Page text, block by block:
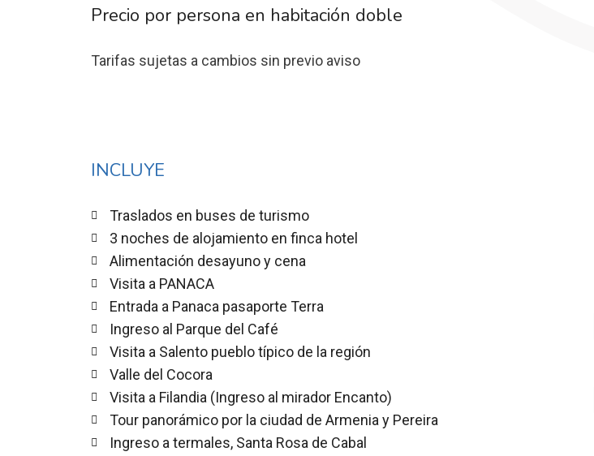
Precio por persona en habitación doble
Tarifas sujetas a cambios sin previo aviso
INCLUYE
Traslados en buses de turismo
3 noches de alojamiento en finca hotel
Alimentación desayuno y cena
Visita a PANACA
Entrada a Panaca pasaporte Terra
Ingreso al Parque del Café
Visita a Salento pueblo típico de la región
Valle del Cocora
Visita a Filandia (Ingreso al mirador Encanto)
Tour panorámico por la ciudad de Armenia y Pereira
Ingreso a termales, Santa Rosa de Cabal